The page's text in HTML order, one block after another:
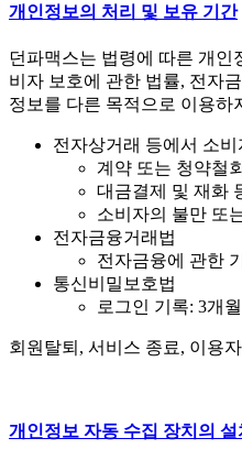
개인정보의 처리 및 보유 기간
던파맥스는 법령에 따른 개인
비자 보호에 관한 법률, 전자
정보를 다른 목적으로 이용하
전자상거래 등에서 소
계약 또는 청약철
대금결제 및 재화
소비자의 불만 또
전자금융거래법
전자금융에 관한
통신비밀보호법
로그인 기록: 3개
회원탈퇴, 서비스 종료, 이용
개인정보 자동 수집 장치의